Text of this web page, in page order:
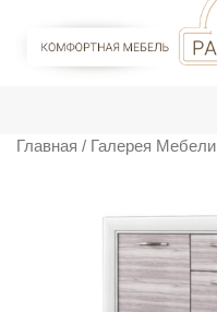
Главная / Галерея Мебели